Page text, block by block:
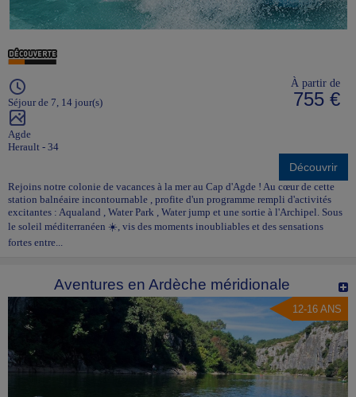
Séjour de 7, 14 jour(s)
Agde
Herault - 34
À partir de
755 €
Découvrir
Rejoins notre colonie de vacances à la mer au Cap d'Agde ! Au cœur de cette
station balnéaire incontournable , profite d'un programme rempli d'activités
excitantes : Aqualand , Water Park , Water jump et une sortie à l'Archipel. Sous
le soleil méditerranéen ☀️, vis des moments inoubliables et des sensations
fortes entre...
Aventures en Ardèche méridionale
12-16 ANS